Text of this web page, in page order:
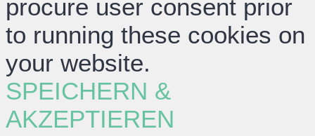
procure user consent prior
to running these cookies on
your website.
SPEICHERN &
AKZEPTIEREN